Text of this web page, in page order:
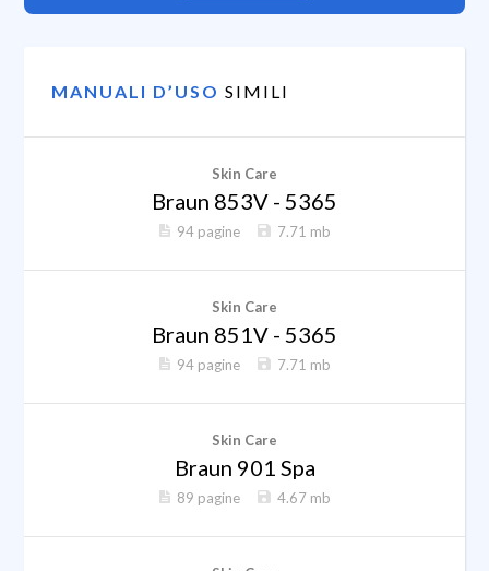
MANUALI D’USO SIMILI
Skin Care
Braun 853V - 5365
94 pagine 7.71 mb
Skin Care
Braun 851V - 5365
94 pagine 7.71 mb
Skin Care
Braun 901 Spa
89 pagine 4.67 mb